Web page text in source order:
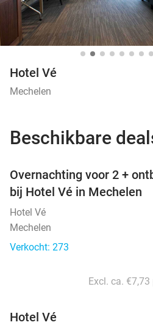
Hotel Vé
Mechelen
Beschikbare
Overnachting voor 2 +
bij Hotel Vé in Mechelen
Hotel Vé
Mechelen
Verkocht: 273
Excl. ca.
Hotel Vé